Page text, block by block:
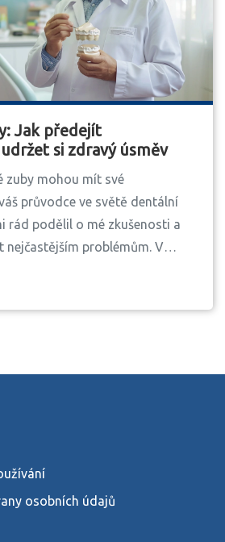
Jak předejít
si zdravý úsměv
zuby mohou mít své
průvodce ve světě dentální
rád podělil o mé zkušenosti a
nejčastějším problémům. V
na to, co dělat, abychom
nositelnosti keramických
osobních údajů